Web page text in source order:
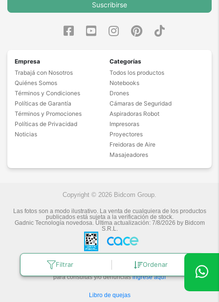
Filtrar Ordenar
Suscribirse
Empresa
Trabajá con Nosotros
Quiénes Somos
Términos y Condiciones
Políticas de Garantía
Términos y Promociones
Políticas de Privacidad
Noticias
Categorías
Todos los productos
Notebooks
Drones
Cámaras de Seguridad
Aspiradoras Robot
Impresoras
Proyectores
Freidoras de Aire
Masajeadores
Copyright © 2026 Bidcom Group.
Las fotos son a modo ilustrativo. La venta de cualquiera de los productos
publicados está sujeta a la verificación de stock.
Gadnic Tecnología novedosa.Última actualización: 7/8/2026 by Bidcom
S.R.L.
Botón de arrepentimiento
Defensa de las y los Consumidores
para consultas y/o denunciasingrese aquí
Libro de quejas